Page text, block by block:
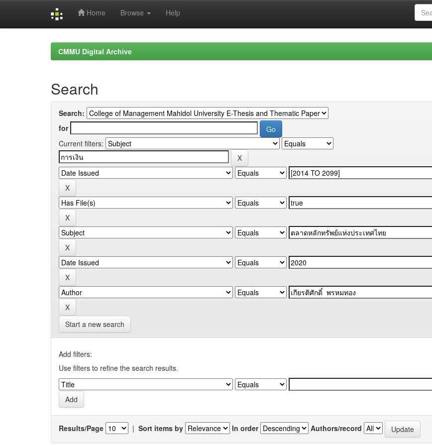
Home Browse Help
CMMU Digital Archive
Search
Search:
for
Current filters:
Start a new search
Add filters:
Use filters to refine the search results.
Results/Page | Sort items by In order Authors/record